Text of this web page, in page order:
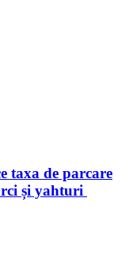
taxa de parcare
și yahturi